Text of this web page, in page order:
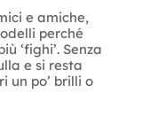
e amiche,
perché
‘fighi’. Senza
e si resta
un po’ brilli o